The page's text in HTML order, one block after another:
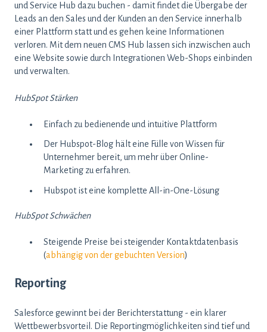
und Service Hub dazu buchen - damit findet die Übergabe der
Leads an den Sales und der Kunden an den Service innerhalb
einer Plattform statt und es gehen keine Informationen
verloren. Mit dem neuen CMS Hub lassen sich inzwischen auch
eine Website sowie durch Integrationen Web-Shops einbinden
und verwalten.
HubSpot Stärken
Einfach zu bedienende und intuitive Plattform
Der Hubspot-Blog hält eine Fülle von Wissen für
Unternehmer bereit, um mehr über Online-
Marketing zu erfahren.
Hubspot ist eine komplette All-in-One-Lösung
HubSpot Schwächen
Steigende Preise bei steigender Kontaktdatenbasis
(abhängig von der gebuchten Version)
Reporting
Salesforce gewinnt bei der Berichterstattung - ein klarer
Wettbewerbsvorteil. Die Reportingmöglichkeiten sind tief und